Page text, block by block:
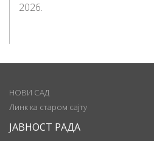
2026.
НОВИ САД
Линк ка старом сајту
ЈАВНОСТ РАДА